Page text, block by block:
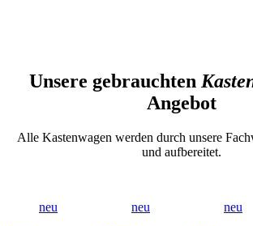
Unsere gebrauchten
Angebot
Alle Kastenwagen werden durch unsere
und aufbereitet.
neu
neu
neu